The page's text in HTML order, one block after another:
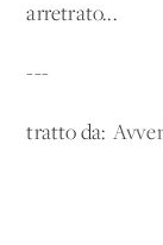
arretrato...
---
tratto da: